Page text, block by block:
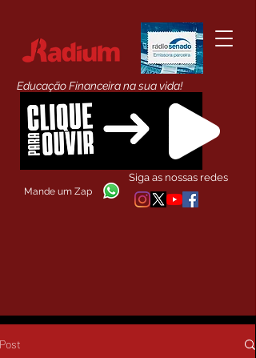
Educação Financeira na sua vida!
Siga as nossas redes
Mande um Zap
Post